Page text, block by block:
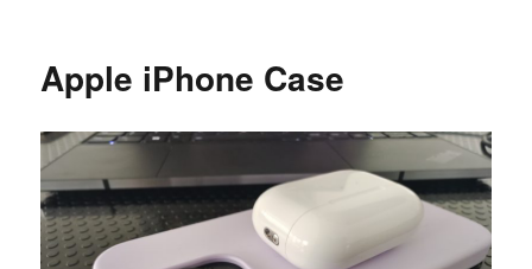
in
Word
Apple iPhone Case